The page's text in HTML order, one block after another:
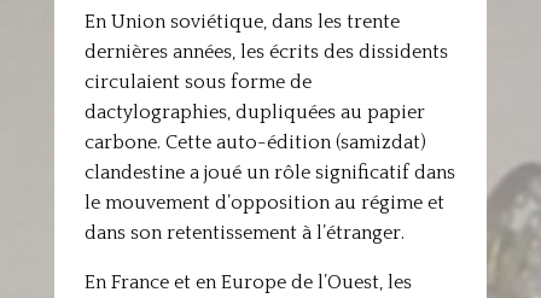
En Union soviétique, dans les trente
dernières années, les écrits des dissidents
circulaient sous forme de
dactylographies, dupliquées au papier
carbone. Cette auto-édition (samizdat)
clandestine a joué un rôle significatif dans
le mouvement d’opposition au régime et
dans son retentissement à l’étranger.
En France et en Europe de l’Ouest, les